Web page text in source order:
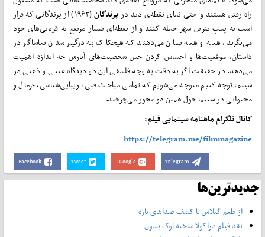
راه رفتن هستند و حتی نمای نقطه‌ی دید در پرندگان
(۱۹۶۳) از پرندگانی که قرار
است به پمپ بنزین شهر حمله کنند و از نقطه‌‌ای بسیار مرتفع به قربانی‌های خود
می‌نگرند، همه و همه نشان می‌دهند که هیچکاک به درگیر شدن تماشاگر در
داستان، موقعیت‌ها و احساس کردن حس شخصیت‌های آثارش چه اندازه اهمیت
می‌دهد. در حقیقت اگر به دقت به وجه فلسفی این دو دیدگاه عینی و ذهنی در
سینما توجه کنیم متوجه می‌شویم که تمامی مباحث فنی، زیبایی‌شناسی، فرمال و
محتوایی در سینما حول همین دو محور می‌چرخند.
کانال تلگرام ماهنامه سینمایی فیلم:
https://telegram.me/filmmagazine
Facebook Tweet Google+ Telegram
جدیدترین‌ها
از طعم گیلاس تا کشف صداهای تازه
نقد فیلم دراکولا ساخته لوک بسون